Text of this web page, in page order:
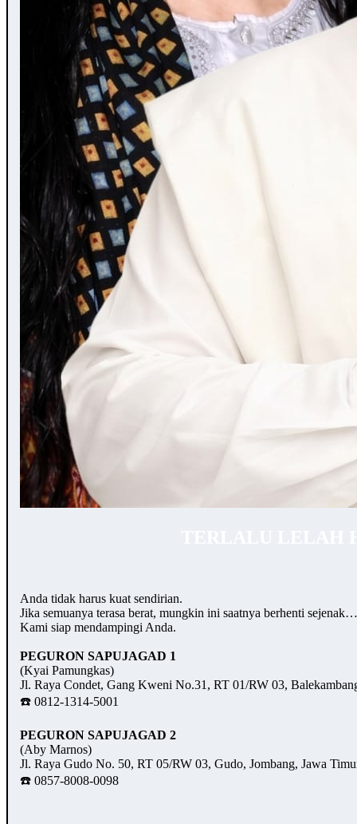
Anda tidak harus kuat sendirian.
Jika semuanya terasa berat, mungkin ini saatnya berhenti
Kami siap mendampingi Anda.
PEGURON SAPUJAGAD 1
(Kyai Pamungkas)
Jl. Raya Condet, Gang Kweni No.31, RT 01/RW 03,
☎️ 0812-1314-5001
PEGURON SAPUJAGAD 2
(Aby Marnos)
Jl. Raya Gudo No. 50, RT 05/RW 03, Gudo, Jombang, Jawa
☎️ 0857-8008-0098